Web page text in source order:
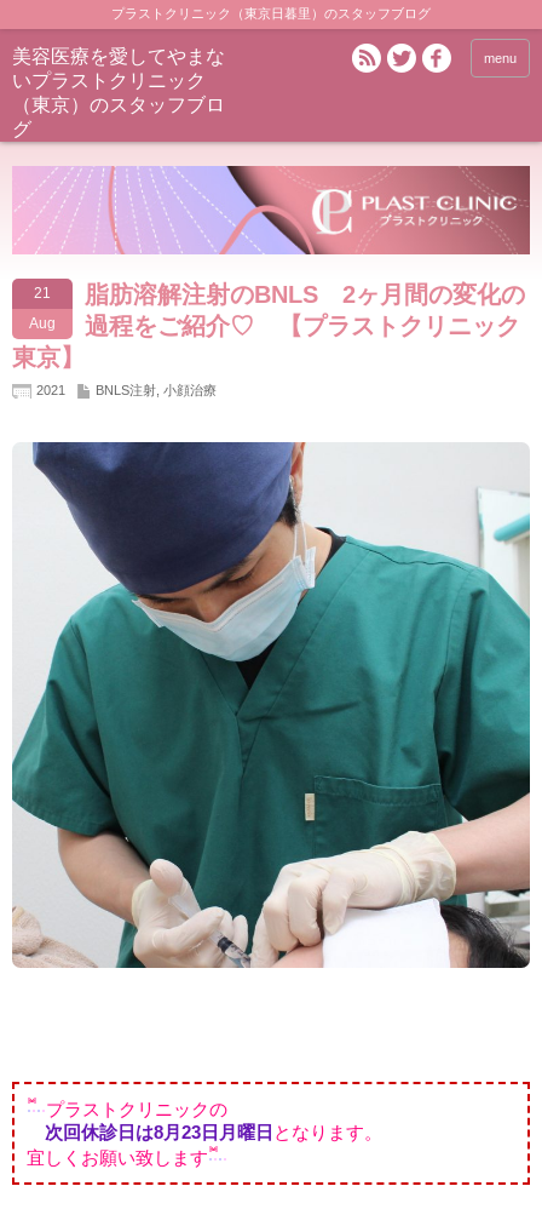
プラストクリニック（東京日暮里）のスタッフブログ
美容医療を愛してやまな
いプラストクリニック
（東京）のスタッフブロ
グ
menu
21
Aug
脂肪溶解注射のBNLS 2ヶ月間の変化の
過程をご紹介♡ 【プラストクリニック
東京】
2021 BNLS注射 小顔治療
プラストクリニックの
次回休診日は8月23日月曜日 となります。
宜しくお願い致します